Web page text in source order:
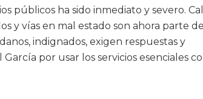
públicos ha sido inmediato y severo.
y vías en mal estado son ahora parte del
indignados, exigen respuestas y
por usar los servicios esenciales